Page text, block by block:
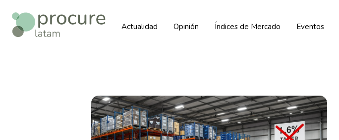
Actualidad Opinión Índices de Mercado Eventos